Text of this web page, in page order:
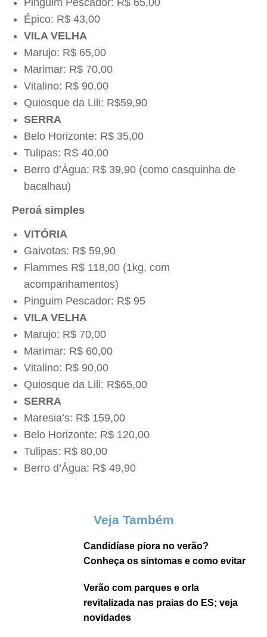
Pinguim Pescador: R$ 65,00
Épico: R$ 43,00
VILA VELHA
Marujo: R$ 65,00
Marimar: R$ 70,00
Vitalino: R$ 90,00
Quiosque da Lili: R$59,90
SERRA
Belo Horizonte: R$ 35,00
Tulipas: RS 40,00
Berro d’Água: R$ 39,90 (como casquinha de
bacalhau)
Peroá simples
VITÓRIA
Gaivotas: R$ 59,90
Flammes R$ 118,00 (1kg, com
acompanhamentos)
Pinguim Pescador: R$ 95
VILA VELHA
Marujo: R$ 70,00
Marimar: R$ 60,00
Vitalino: R$ 90,00
Quiosque da Lili: R$65,00
SERRA
Maresia’s: R$ 159,00
Belo Horizonte: R$ 120,00
Tulipas: R$ 80,00
Berro d’Água: R$ 49,90
Veja Também
Candidíase piora no verão?
Conheça os sintomas e como evitar
Verão com parques e orla
revitalizada nas praias do ES; veja
novidades